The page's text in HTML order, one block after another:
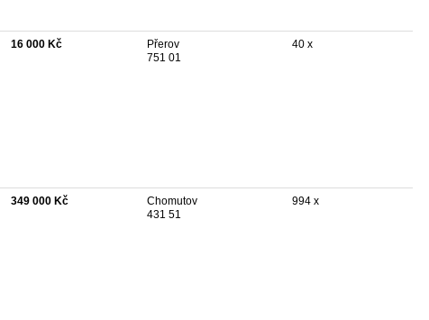
16 000 Kč
Přerov
751 01
40 x
349 000 Kč
Chomutov
431 51
994 x